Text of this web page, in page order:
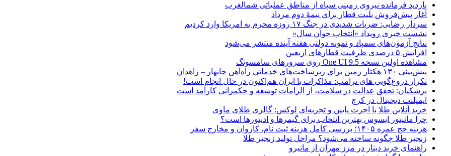
بازدید فرمانده نیروی زمینی سپاه از مناطق عملیاتی شمالغرب
آغاز پیش‌فروش بلیت قطار برای نیمۀ دوم مرداد
سردار رضایی: ضربات شدیدی در جنگ ۱۷ روزه محرم به امریکا وارد کردیم
نشست خبری رویداد «انتخاب جوان سال»
نتایج آزمون‌های سمپاد و نمونه دولتی هفته آینده منتشر می‌شود
افزایش ۵ درصدی ظرفیت قطارهای اربعین
مشاهده اولین نسخه One UI 9.5 روی سرورهای سامسونگ
پیش‌بینی ۱۳۰ هکتار زمین برای زیرساخت‌های خدماتی راه‌آهن چابهار – زاهدان
تکرار دروغ‌گویی های ترامپ: مذاکرات با ایران هم‌اکنون در حال انجام است!
پزشکیان: تحقق عدالت در سلامت، از الزامات توسعه و حکمرانی کارآمد است
ایمپلنت دیجیتال در کرج
خرید آنلاین طلا با اجرت پایین و تجربه‌ای لوکس: گالری طلای ماوی
چرا مانیتور ایسوس بهترین انتخاب برای گیمرها و ادیتورها است؟
هزینه حج عمره ۱۴۰۵؛ بررسی کامل هزینه ثبت نام، کاروان و مخارج سفر
زنجیر طلا چگونه ساخته می‌شود؟ مراحل تولید زنجیر طلا
راهنمای خرید دینار در مرز مهران از مانیرو